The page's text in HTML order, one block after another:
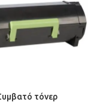
τόνερ